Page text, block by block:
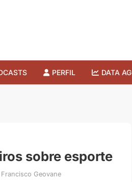
PERFIL DATA AG
sobre esporte
Francisco Geovane